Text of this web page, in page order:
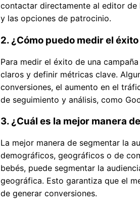
contactar directamente al editor
y las opciones de patrocinio.
2. ¿Cómo puedo medir el
Para medir el éxito de una
claros y definir métricas clave.
conversiones, el aumento en el
de seguimiento y análisis, como
3. ¿Cuál es la mejor manera
La mejor manera de segmentar la
demográficos, geográficos o de
bebés, puede segmentar la
geográfica. Esto garantiza que el
de generar conversiones.